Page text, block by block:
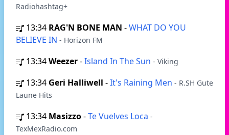
Radiohashtag+
13:34 RAG'N BONE MAN -WHAT DO YOU
BELIEVE IN - Horizon FM
13:34Weezer-Island In The Sun - Viking
13:34 Geri Halliwell -It's Raining Men - R.SH Gute
Laune Hits
13:34 Masizzo-Te Vuelves Loca -
TexMexRadio.com